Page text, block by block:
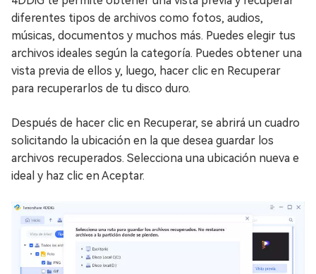
diferentes tipos de archivos como fotos, audios,
músicas, documentos y muchos más. Puedes elegir tus
archivos ideales según la categoría. Puedes obtener una
vista previa de ellos y, luego, hacer clic en Recuperar
para recuperarlos de tu disco duro.
Después de hacer clic en Recuperar, se abrirá un cuadro
solicitando la ubicación en la que desea guardar los
archivos recuperados. Selecciona una ubicación nueva e
ideal y haz clic en Aceptar.